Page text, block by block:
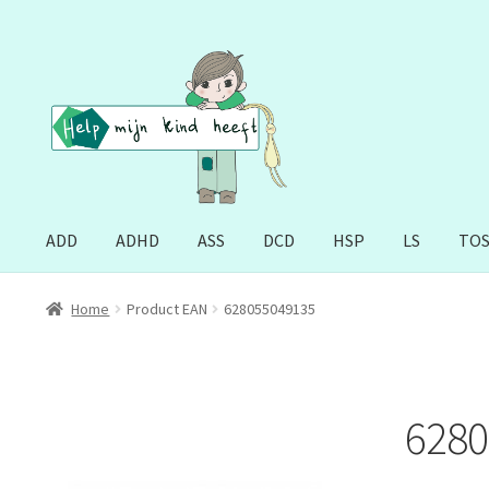
naar
navigatie
de
inhoud
ADD ADHD ASS DCD HSP LS TOS
Home Product EAN 628055049135